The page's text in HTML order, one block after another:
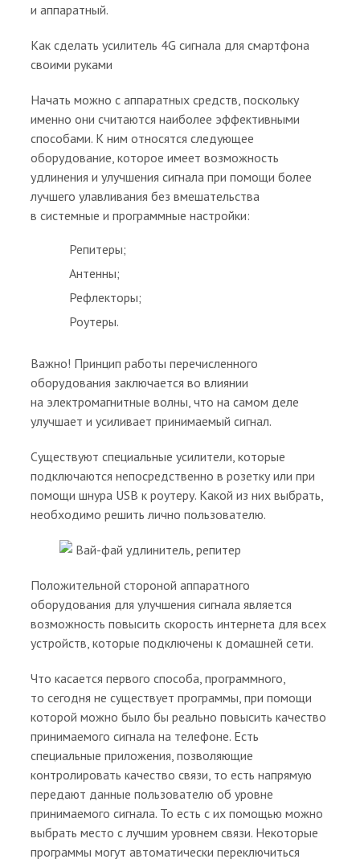
и аппаратный.
Как сделать усилитель 4G сигнала для смартфона
своими руками
Начать можно с аппаратных средств, поскольку
именно они считаются наиболее эффективными
способами. К ним относятся следующее
оборудование, которое имеет возможность
удлинения и улучшения сигнала при помощи более
лучшего улавливания без вмешательства
в системные и программные настройки:
Репитеры;
Антенны;
Рефлекторы;
Роутеры.
Важно! Принцип работы перечисленного
оборудования заключается во влиянии
на электромагнитные волны, что на самом деле
улучшает и усиливает принимаемый сигнал.
Существуют специальные усилители, которые
подключаются непосредственно в розетку или при
помощи шнура USB к роутеру. Какой из них выбрать,
необходимо решить лично пользователю.
Положительной стороной аппаратного
оборудования для улучшения сигнала является
возможность повысить скорость интернета для всех
устройств, которые подключены к домашней сети.
Что касается первого способа, программного,
то сегодня не существует программы, при помощи
которой можно было бы реально повысить качество
принимаемого сигнала на телефоне. Есть
специальные приложения, позволяющие
контролировать качество связи, то есть напрямую
передают данные пользователю об уровне
принимаемого сигнала. То есть с их помощью можно
выбрать место с лучшим уровнем связи. Некоторые
программы могут автоматически переключиться